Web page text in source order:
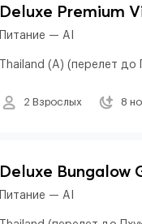
Deluxe Premium
Питание — AI
Thailand (A) (перелет до
2 Взрослых 8
Deluxe Bungalow
Питание — AI